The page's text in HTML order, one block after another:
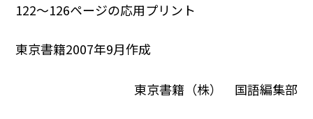
122～126ページの応用プリント
東京書籍2007年9月作成
東京書籍（株） 国語編集部